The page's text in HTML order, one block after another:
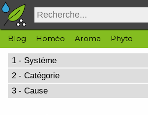
Blog Homéo Aroma Phyto